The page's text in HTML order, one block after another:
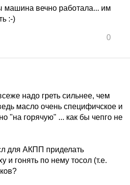
машина вечно работала... им
:-)
0
надо греть сильнее, чем
масло очень специфичское и
"на горячую" ... как бы чепго не
для АКПП приделать
и гонять по нему тосол (т.е.